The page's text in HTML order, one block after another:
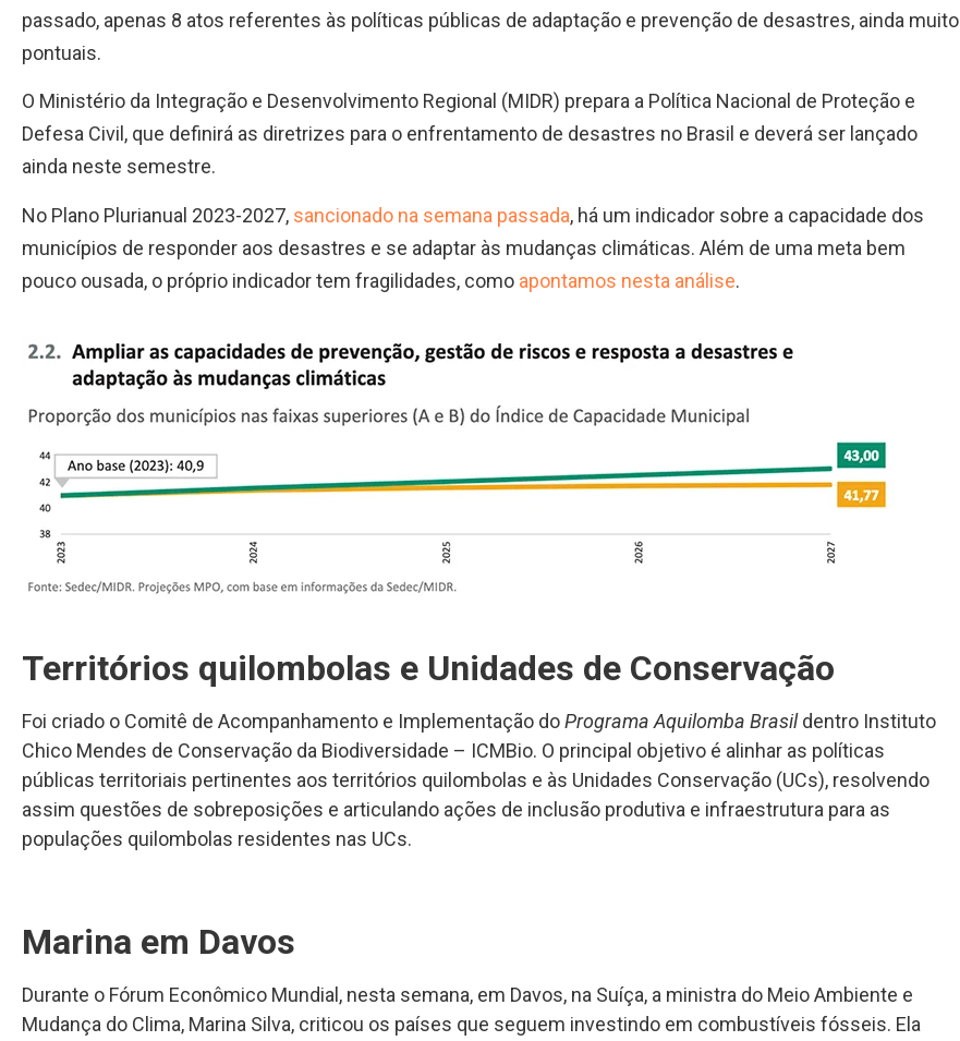
passado, apenas 8 atos referentes às políticas públicas de adaptação e prevenção de desastres, ainda muito
pontuais.
O Ministério da Integração e Desenvolvimento Regional (MIDR) prepara a Política Nacional de Proteção e
Defesa Civil, que definirá as diretrizes para o enfrentamento de desastres no Brasil e deverá ser lançado
ainda neste semestre.
No Plano Plurianual 2023-2027, sancionado na semana passada, há um indicador sobre a capacidade dos
municípios de responder aos desastres e se adaptar às mudanças climáticas. Além de uma meta bem
pouco ousada, o próprio indicador tem fragilidades, como apontamos nesta análise.
Territórios quilombolas e Unidades de Conservação
Foi criado o Comitê de Acompanhamento e Implementação doPrograma Aquilomba Brasildentro Instituto
Chico Mendes de Conservação da Biodiversidade – ICMBio. O principal objetivo é alinhar as políticas
públicas territoriais pertinentes aos territórios quilombolas e às Unidades Conservação (UCs), resolvendo
assim questões de sobreposições e articulando ações de inclusão produtiva e infraestrutura para as
populações quilombolas residentes nas UCs.
Marina em Davos
Durante o Fórum Econômico Mundial, nesta semana, em Davos, na Suíça, a ministra do Meio Ambiente e
Mudança do Clima, Marina Silva, criticou os países que seguem investindo em combustíveis fósseis. Ela